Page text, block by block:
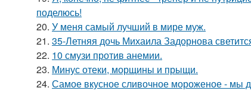
поделюсь!
20. У меня самый лучший в мире муж.
21. 35-Летняя дочь Михаила Задорнова
22. 10 смузи против анемии.
23. Минус отеки, морщины и прыщи.
24. Самое вкусное сливочное мороженое - мы